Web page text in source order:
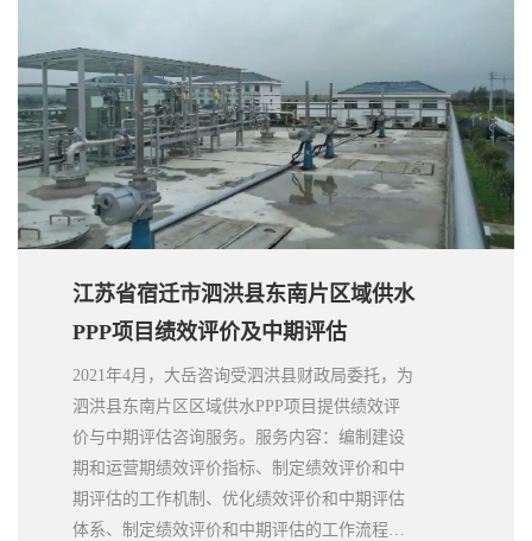
江苏省宿迁市泗洪县东南片区域供水
PPP项目绩效评价及中期评估
2021年4月，大岳咨询受泗洪县财政局委托，为
泗洪县东南片区区域供水PPP项目提供绩效评
价与中期评估咨询服务。服务内容：编制建设
期和运营期绩效评价指标、制定绩效评价和中
期评估的工作机制、优化绩效评价和中期评估
体系、制定绩效评价和中期评估的工作流程和